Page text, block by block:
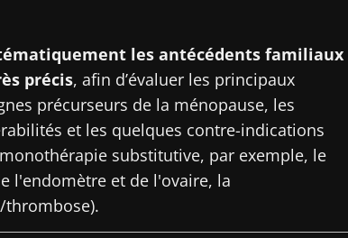
les antécédents familiaux
précis, afin d’évaluer les principaux
précurseurs de la ménopause, les
et les quelques contre-indications
substitutive, par exemple, le
l'endomètre et de l'ovaire, la